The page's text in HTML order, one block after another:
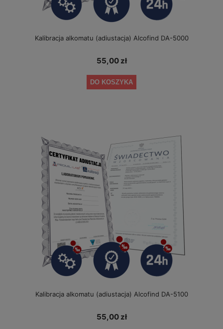
Kalibracja alkomatu (adiustacja) Alcofind DA-5000
55,00 zł
DO KOSZYKA
Kalibracja alkomatu (adiustacja) Alcofind DA-5100
55,00 zł